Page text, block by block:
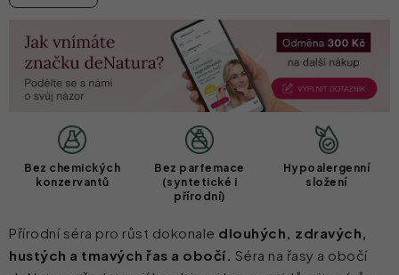
Přírodní séra pro růst dokonale dlouhých, zdravých,
hustých a tmavých řas a obočí. Séra na řasy a obočí
Bez chemických
konzervantů
Bez parfemace
(syntetické i
přírodní)
Hypoalergenní
složení